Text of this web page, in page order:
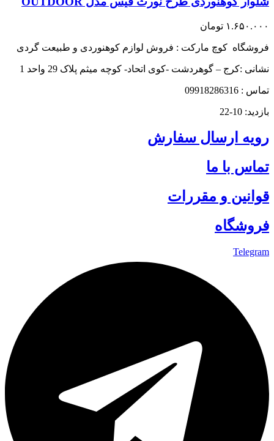
۱.۶۵۰.۰۰۰ تومان
فروشگاه کوچ مارکت : فروش لوازم کوهنوردی و طبیعت گردی
نشانی :کرج – گوهردشت -کوی اتحاد- کوچه میثم پلاک 29 واحد 1
تماس : 09918286316
بازدید: 10-22
رویه ارسال سفارش
تماس با ما
قوانین و مقررات
فروشگاه
Telegram